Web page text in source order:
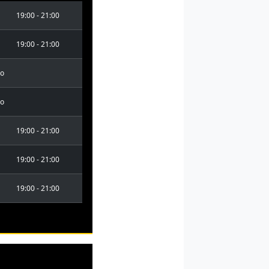
19:00 - 21:00
19:00 - 21:00
19:00 - 21:00
19:00 - 21:00
19:00 - 21:00